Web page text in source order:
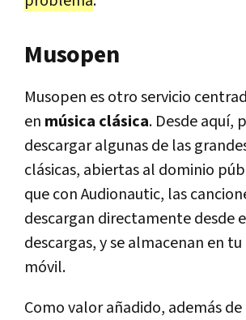
Musopen
Musopen es otro servicio
en música clásica. Desde aquí,
descargar algunas de las
clásicas, abiertas al dominio
que con Audionautic, las
descargan directamente desde
descargas, y se almacenan en
móvil.
Como valor añadido, además